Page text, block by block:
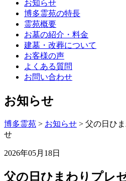
お知らせ
博多霊苑の特長
霊苑概要
お墓の紹介・料金
建墓・改葬について
お客様の声
よくある質問
お問い合わせ
お知らせ
博多霊苑 > お知らせ > 父の日ひ
せ
2026年05月18日
父の日ひまわりプレ